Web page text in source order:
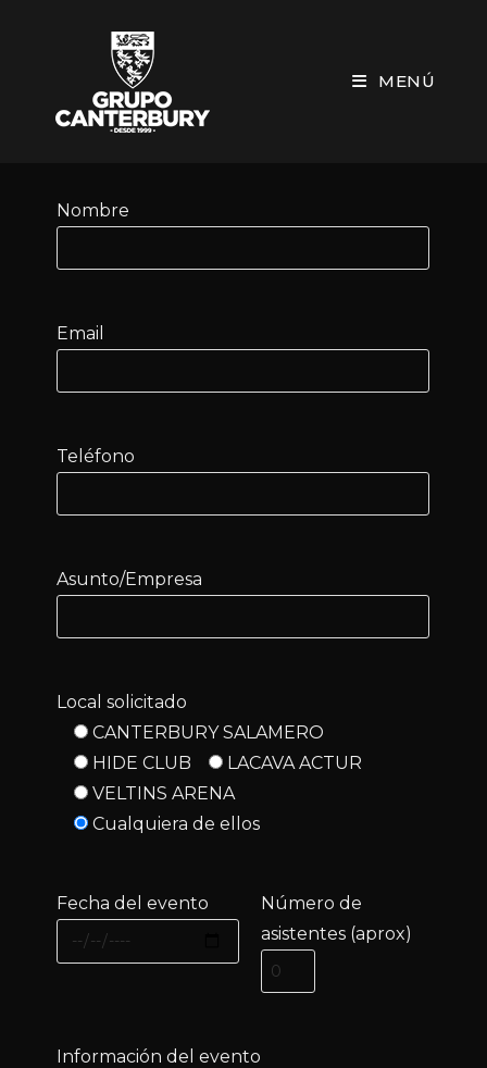
MENÚ
Nombre
Email
Teléfono
Asunto/Empresa
Local solicitado
CANTERBURY SALAMERO
HIDE CLUB
LACAVA ACTUR
VELTINS ARENA
Cualquiera de ellos
Fecha del evento
Número de
asistentes (aprox)
Información del evento